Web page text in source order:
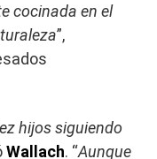
cocinada en el
”,
hijos siguiendo
Wallach. “Aunque